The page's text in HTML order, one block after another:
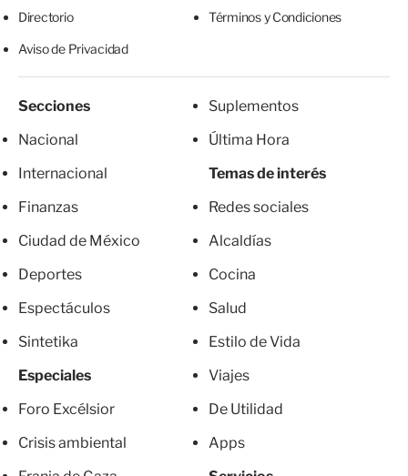
Directorio Términos y Condiciones
Aviso de Privacidad
Secciones
Nacional
Internacional
Finanzas
Ciudad de México
Deportes
Espectáculos
Sintetika
Especiales
Foro Excélsior
Crisis ambiental
Suplementos
Última Hora
Temas de interés
Redes sociales
Alcaldías
Cocina
Salud
Estilo de Vida
Viajes
De Utilidad
Apps